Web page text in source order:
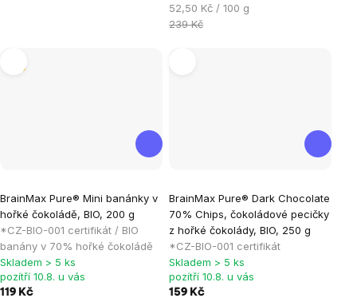
Měrná
cena:
52,50 Kč / 100 g
239 Kč
BrainMax Pure® Mini banánky v
hořké čokoládě, BIO, 200 g
*CZ-BIO-001 certifikát / BIO
banány v 70% hořké čokoládě
hodnocení
produktu
je
5,0
z
Skladem > 5 ks
pozítří 10.8. u vás
119 Kč
BrainMax Pure® Dark Chocolate
70% Chips, čokoládové pecičky
z hořké čokolády, BIO, 250 g
*CZ-BIO-001 certifikát
hodnocení
produktu
je
5,0
z
Skladem > 5 ks
pozítří 10.8. u vás
159 Kč